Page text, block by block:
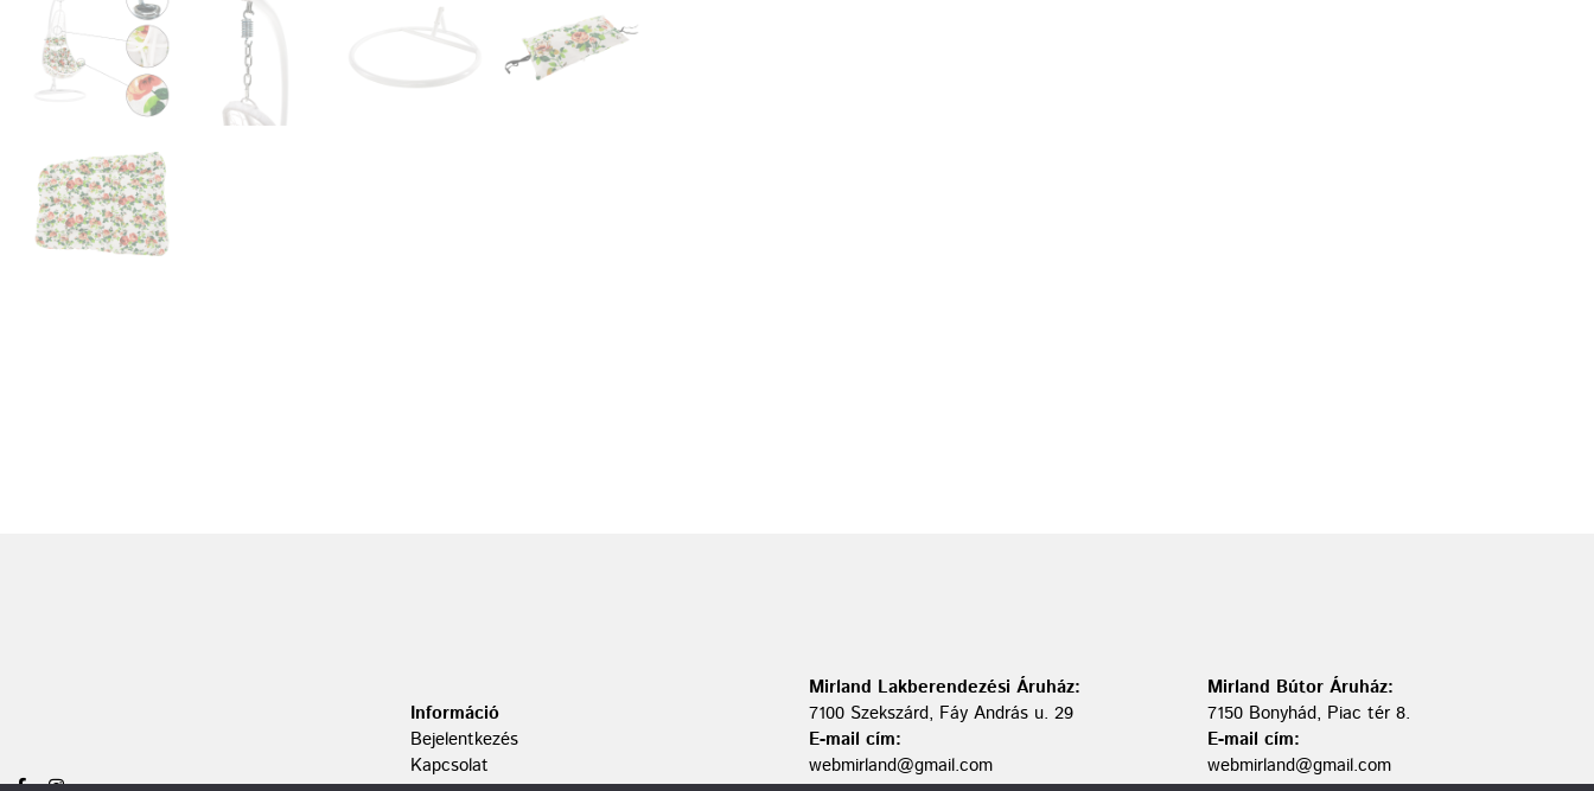
Információ
Bejelentkezés
Kapcsolat
Mirland Lakberendezési Áruház:
7100 Szekszárd, Fáy András u. 29
E-mail cím:
webmirland@gmail.com
Mirland Bútor Áruház:
7150 Bonyhád, Piac tér 8.
E-mail cím:
webmirland@gmail.com